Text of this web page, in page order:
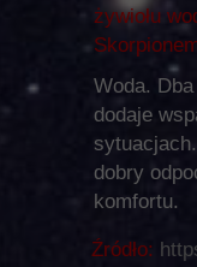
Źródło:
żywiołu
Woda.
dodaje
dobry
komfortu.